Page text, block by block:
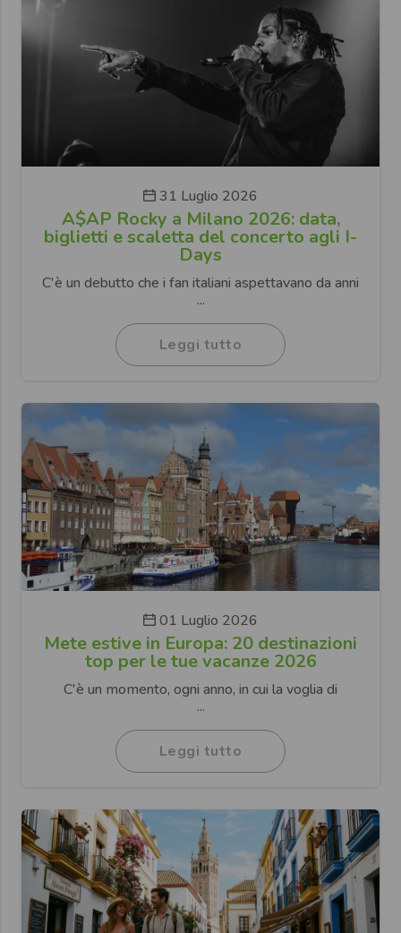
31 Luglio 2026
A$AP Rocky a Milano 2026: data,
biglietti e scaletta del concerto agli I-
Days
C'è un debutto che i fan italiani aspettavano da anni
...
Leggi tutto
01 Luglio 2026
Mete estive in Europa: 20 destinazioni
top per le tue vacanze 2026
C'è un momento, ogni anno, in cui la voglia di
...
Leggi tutto